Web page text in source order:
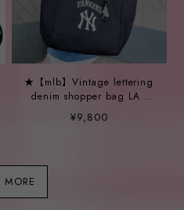
★【mlb】Vintage lettering
denim shopper bag LA -
¥9,800
MORE